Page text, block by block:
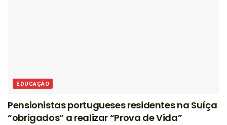
EDUCAÇÃO
Pensionistas portugueses residentes na Suíça
“obrigados” a realizar “Prova de Vida”